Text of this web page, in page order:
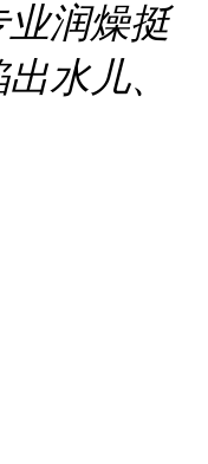
润燥挺
水儿、